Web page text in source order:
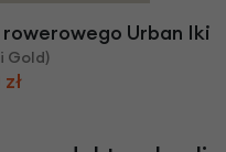
Urban Iki
Gold)